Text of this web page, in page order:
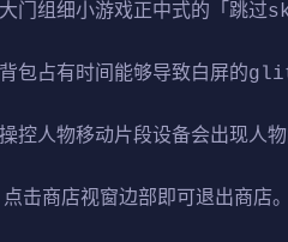
门组细小游戏正中式的「跳过
包占有时间能够导致白屏的
控人物移动片段设备会出现人
击商店视窗边部即可退出商店。